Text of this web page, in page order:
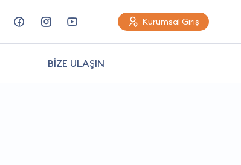
Kurumsal Giriş
BİZE ULAŞIN